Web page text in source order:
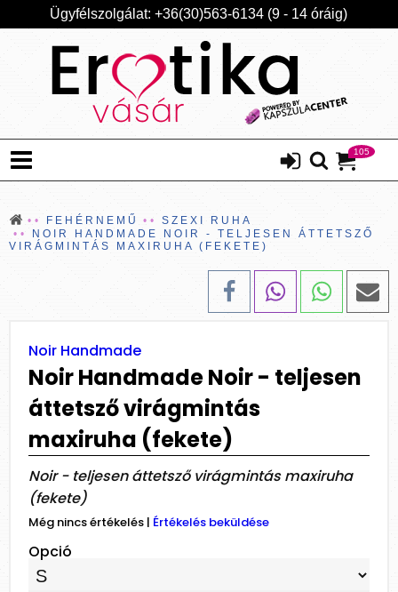
Ügyfélszolgálat: +36(30)563-6134 (9 - 14 óráig)
105
FEHÉRNEMŰ
SZEXI RUHA
NOIR HANDMADE NOIR - TELJESEN ÁTTETSZŐ
VIRÁGMINTÁS MAXIRUHA (FEKETE)
Noir Handmade
Noir Handmade Noir - teljesen
áttetsző virágmintás
maxiruha (fekete)
Noir - teljesen áttetsző virágmintás maxiruha
(fekete)
Még nincs értékelés | Értékelés beküldése
Opció